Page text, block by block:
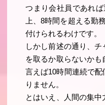
つまり会社員であれ
上、8時間を超える勤
付けられるわけです。
しかし前述の通り、
を取るか取らないか
言えば10時間連続で
りません。
とはいえ、人間の集